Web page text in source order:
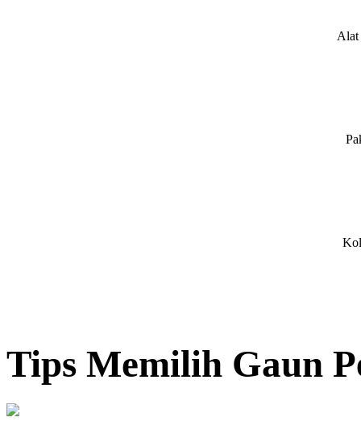
Alat
Tips Memilih Gaun